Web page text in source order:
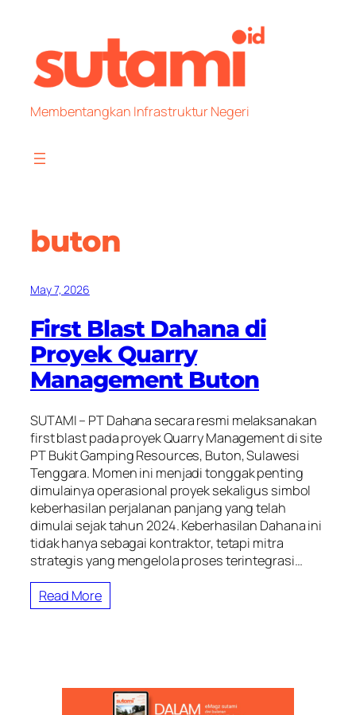
content
Membentangkan Infrastruktur Negeri
buton
May 7, 2026
First Blast Dahana di
Proyek Quarry
Management Buton
SUTAMI – PT Dahana secara resmi melaksanakan
first blast pada proyek Quarry Management di site
PT Bukit Gamping Resources, Buton, Sulawesi
Tenggara. Momen ini menjadi tonggak penting
dimulainya operasional proyek sekaligus simbol
keberhasilan perjalanan panjang yang telah
dimulai sejak tahun 2024. Keberhasilan Dahana ini
tidak hanya sebagai kontraktor, tetapi mitra
strategis yang mengelola proses terintegrasi…
Read More